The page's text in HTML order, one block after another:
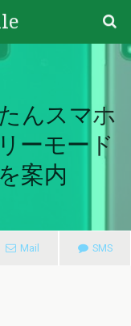
んスマホ
ーモード
案内
Mail SMS